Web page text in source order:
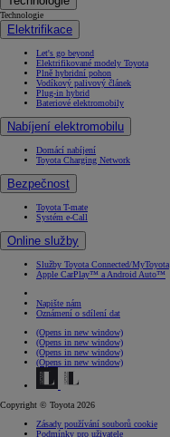
Technologie
Elektrifikace
Let's go beyond
Elektrifikované modely Toyota
Plně hybridní pohon
Vodíkový palivový článek
Plug-in hybrid
Bateriové elektromobily
Nabíjení elektromobilu
Domácí nabíjení
Toyota Charging Network
Bezpečnost
Toyota T-mate
Systém e-Call
Online služby
Služby Toyota Connected/MyToyota
Apple CarPlay™ a Android Auto™
Napište nám
Oznámení o sdílení dat
(Opens in new window)
(Opens in new window)
(Opens in new window)
(Opens in new window)
Copyright © Toyota 2026
Zásady používání souborů cookie
Podmínky pro uživatele